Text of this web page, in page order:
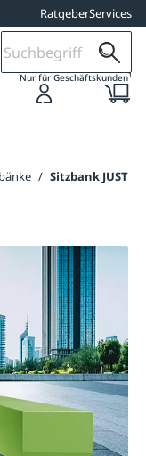
RatgeberServices
Nur für Geschäftskunden1
/ Sitzbank JUST